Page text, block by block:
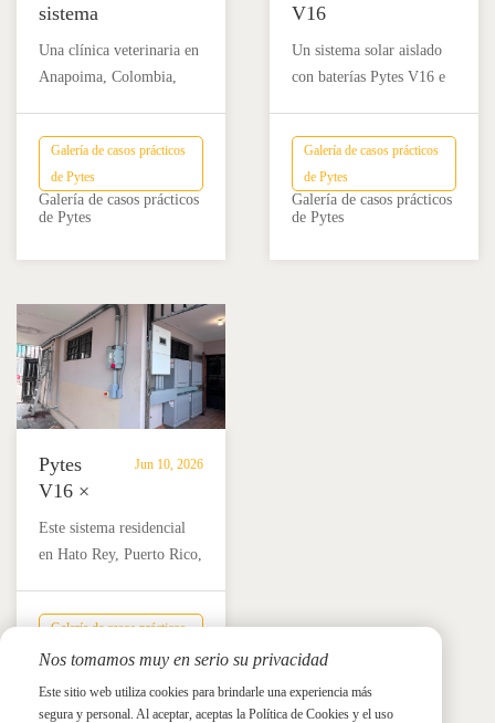
sistema
de
almacenamiento
baterías
Pytes
V5
proporciona
energía
solar
para
una
clínica
veterinaria
Colombia.
Una clínica veterinaria en
Anapoima, Colombia,
baterías Pytes V5, paneles
solares y un inversor
híbrido para dar soporte a
refrigeración de
los costes de electricidad
hasta en un 90%.
Galería de casos prácticos
de Pytes
Galería de casos prácticos
de Pytes
V16
apoya
producción
de
flores
en
Costa
Rica.
Un sistema solar aislado
con baterías Pytes V16 e
Rica a alimentar
operaciones críticas de
procesamiento y
con mayor independencia
Galería de casos prácticos
de Pytes
Galería de casos prácticos
de Pytes
Jun 10, 2026
Pytes
V16 ×
Solis
16K
la
independencia
energética
en
Este sistema residencial
en Hato Rey, Puerto Rico,
kW de paneles solares, lo
que proporciona un
respaldo fiable,
Galería de casos prácticos
de Pytes
de Pytes
Nos tomamos muy en serio su privacidad
Este sitio web utiliza cookies para brindarle una experiencia más
segura y personal. Al aceptar, aceptas la Política de Cookies y el uso